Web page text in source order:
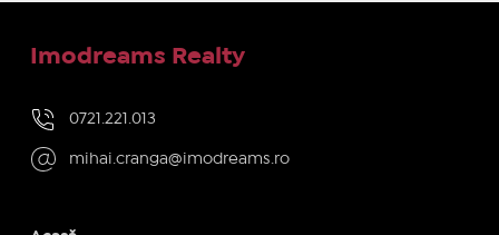
Imodreams Realty
0721.221.013
mihai.cranga@imodreams.ro